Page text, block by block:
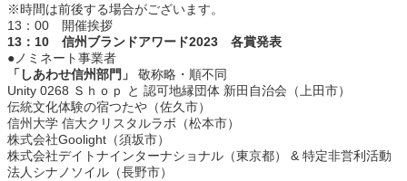
※時間は前後する場合がございます。
13：00 開催挨拶
13：10 信州ブランドアワード2023 各賞発表
●ノミネート事業者
「しあわせ信州部門」
敬称略・順不同
Unity 0268 Ｓｈｏｐ と 認可地縁団体 新田自治会（上田市）
伝統文化体験の宿つたや（佐久市）
信州大学 信大クリスタルラボ（松本市）
株式会社Goolight（須坂市）
株式会社デイトナインターナショナル（東京都） & 特定非営利活動
法人シナノソイル（長野市）